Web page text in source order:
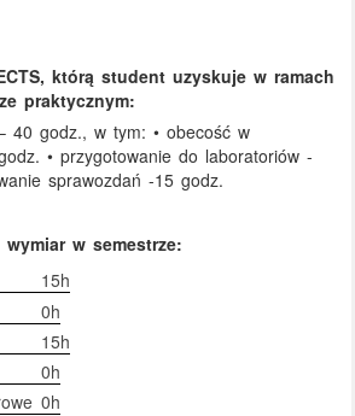
którą student uzyskuje w ramach
praktycznym:
40 godz., w tym: • obecość w
• przygotowanie do laboratoriów -
sprawozdań -15 godz.
w semestrze:
15h
0h
15h
0h
0h